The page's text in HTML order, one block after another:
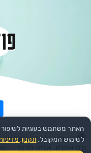
עמוד הבית >> קומדיה
האתר משתמש בעוגיות
לשימוש המקובל. תקנון,